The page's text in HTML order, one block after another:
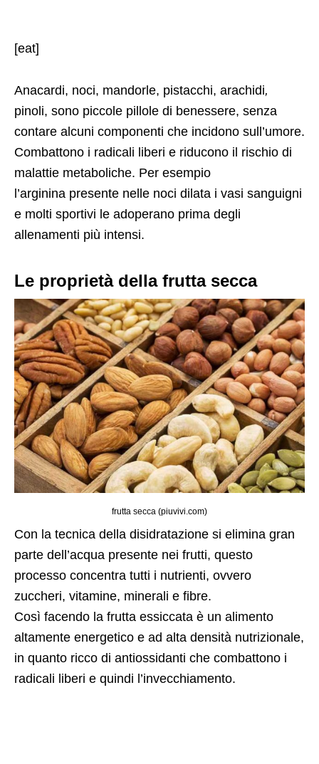
[eat]
Anacardi, noci, mandorle, pistacchi, arachidi,
pinoli, sono piccole pillole di benessere, senza
contare alcuni componenti che incidono sull’umore.
Combattono i radicali liberi e riducono il rischio di
malattie metaboliche. Per esempio
l’arginina presente nelle noci dilata i vasi sanguigni
e molti sportivi le adoperano prima degli
allenamenti più intensi.
Le proprietà della frutta secca
frutta secca (piuvivi.com)
Con la tecnica della disidratazione si elimina gran
parte dell’acqua presente nei frutti, questo
processo concentra tutti i nutrienti, ovvero
zuccheri, vitamine, minerali e fibre.
Così facendo la frutta essiccata è un alimento
altamente energetico e ad alta densità nutrizionale,
in quanto ricco di antiossidanti che combattono i
radicali liberi e quindi l’invecchiamento.